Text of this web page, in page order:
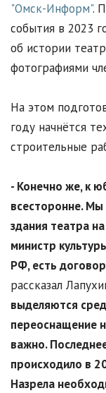
"Омск-Информ".
события в 2023
об истории
фотографиями
На этом
году начнётся
строительные
- Конечно же, к
всесторонне. Мы
здания театра
министр
РФ, есть
рассказал
выделяются
переоснащение
важно.
происходило в
Назрела